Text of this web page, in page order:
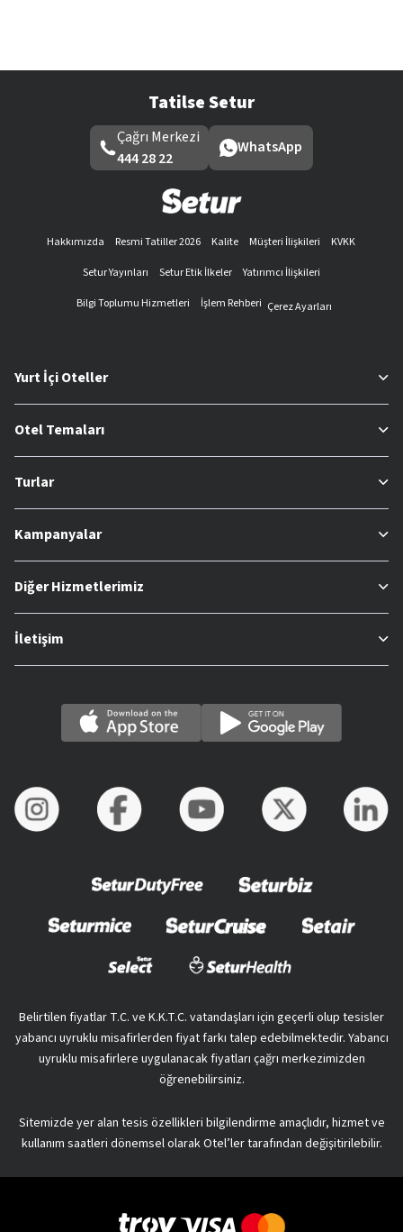
Tatilse Setur
Çağrı Merkezi
444 28 22
WhatsApp
Hakkımızda Resmi Tatiller 2026 Kalite Müşteri İlişkileri
KVKK
Setur Yayınları
Setur Etik İlkeler
Yatırımcı İlişkileri
Bilgi Toplumu Hizmetleri
İşlem Rehberi Çerez Ayarları
Yurt İçi Oteller
Otel Temaları
Turlar
Kampanyalar
Diğer Hizmetlerimiz
İletişim
Belirtilen fiyatlar T.C. ve K.K.T.C. vatandaşları için geçerli olup tesisler
yabancı uyruklu misafirlerden fiyat farkı talep edebilmektedir. Yabancı
uyruklu misafirlere uygulanacak fiyatları çağrı merkezimizden
öğrenebilirsiniz.
Sitemizde yer alan tesis özellikleri bilgilendirme amaçlıdır, hizmet ve
kullanım saatleri dönemsel olarak Otel’ler tarafından değişitirilebilir.